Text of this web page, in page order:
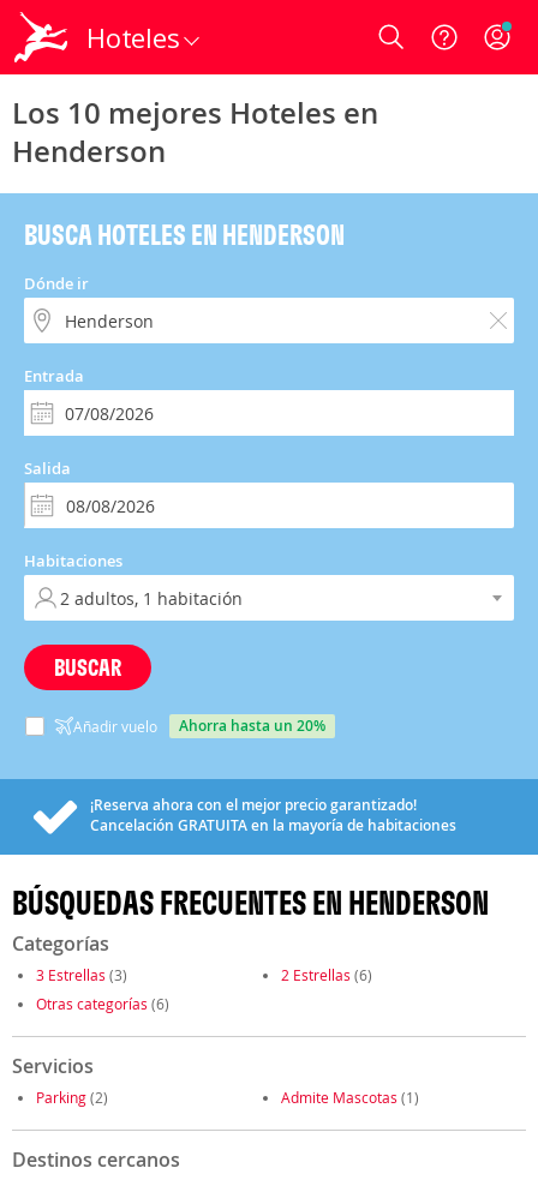
Hoteles Login
Los 10 mejores Hoteles en
Henderson
BUSCA HOTELES EN HENDERSON
Dónde ir
Entrada
Salida
Habitaciones
BUSCAR
Añadir vuelo ahorra hasta un 20%
¡Reserva ahora con el mejor precio garantizado!
Cancelación GRATUITAen la mayoría de habitaciones
BÚSQUEDAS FRECUENTES EN HENDERSON
Categorías
3 Estrellas (3) 2 Estrellas (6)
Otras categorías (6)
Servicios
Parking(2) Admite Mascotas (1)
Destinos cercanos